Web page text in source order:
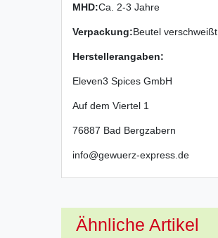
MHD:Ca. 2-3 Jahre
Verpackung:Beutel verschweißt
Herstellerangaben:
Eleven3 Spices GmbH
Auf dem Viertel 1
76887 Bad Bergzabern
info@gewuerz-express.de
Ähnliche Artikel